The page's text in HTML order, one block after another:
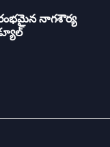
నాగశౌర్య